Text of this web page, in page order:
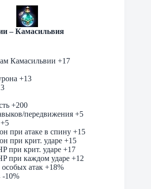
– Камасильвия
Камасильвии +17
+13
+200
передвижения +5
при атаке в спину +15
при крит. ударе +15
при крит. ударе +17
при каждом ударе +12
атак +18%
-10%